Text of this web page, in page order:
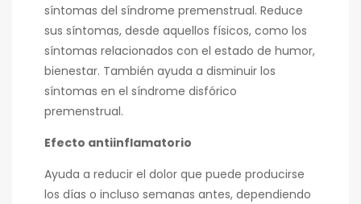
síntomas del síndrome premenstrual. Reduce
sus síntomas, desde aquellos físicos, como los
síntomas relacionados con el estado de humor,
bienestar. También ayuda a disminuir los
síntomas en el síndrome disfórico
premenstrual.
Efecto antiinflamatorio
Ayuda a reducir el dolor que puede producirse
los días o incluso semanas antes, dependiendo